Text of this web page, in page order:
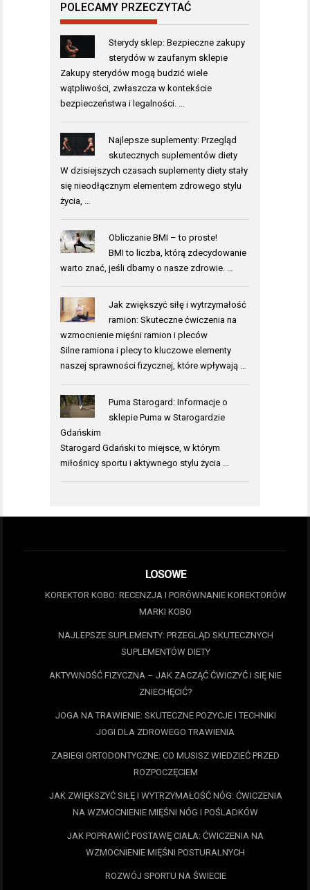
POLECAMY PRZECZYTAĆ
Sterydy sklep: Bezpieczne zakupy
sterydów w zaufanym sklepie
Zakupy sterydów mogą budzić wiele
wątpliwości, zwłaszcza w kontekście
bezpieczeństwa i legalności. …
Najlepsze suplementy: Przegląd
skutecznych suplementów diety
W dzisiejszych czasach suplementy diety stały
się nieodłącznym elementem zdrowego stylu
życia, …
Obliczanie BMI – to proste!
BMI to liczba, którą zdecydowanie
warto znać, jeśli dbamy o nasze zdrowie. …
Jak zwiększyć siłę i wytrzymałość
ramion: Skuteczne ćwiczenia na
wzmocnienie mięśni ramion i pleców
Silne ramiona i plecy to kluczowe elementy
naszej sprawności fizycznej, które wpływają …
Puma Starogard: Informacje o
sklepie Puma w Starogardzie
Gdańskim
Starogard Gdański to miejsce, w którym
miłośnicy sportu i aktywnego stylu życia …
LOSOWE
KOREKTOR KOBO: RECENZJA I PORÓWNANIE KOREKTORÓW
MARKI KOBO
NAJLEPSZE SUPLEMENTY: PRZEGLĄD SKUTECZNYCH
SUPLEMENTÓW DIETY
AKTYWNOŚĆ FIZYCZNA – JAK ZACZĄĆ ĆWICZYĆ I SIĘ NIE
ZNIECHĘCIĆ?
JOGA NA TRAWIENIE: SKUTECZNE POZYCJE I TECHNIKI
JOGI DLA ZDROWEGO TRAWIENIA
ZABIEGI ORTODONTYCZNE: CO MUSISZ WIEDZIEĆ PRZED
ROZPOCZĘCIEM
JAK ZWIĘKSZYĆ SIŁĘ I WYTRZYMAŁOŚĆ NÓG: ĆWICZENIA
NA WZMOCNIENIE MIĘŚNI NÓG I POŚLADKÓW
JAK POPRAWIĆ POSTAWĘ CIAŁA: ĆWICZENIA NA
WZMOCNIENIE MIĘŚNI POSTURALNYCH
ROZWÓJ SPORTU NA ŚWIECIE